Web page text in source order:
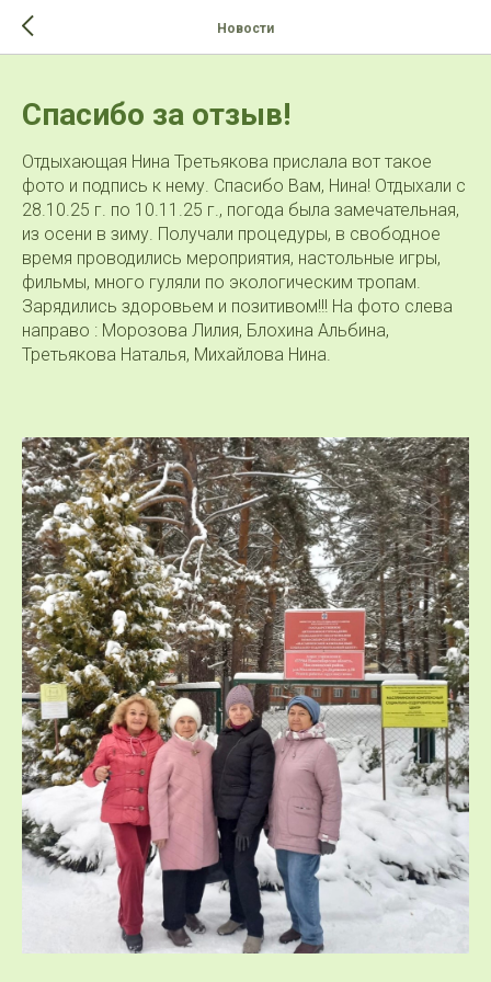
Новости
Спасибо за отзыв!
Отдыхающая Нина Третьякова прислала вот такое
фото и подпись к нему. Спасибо Вам, Нина! Отдыхали с
28.10.25 г. по 10.11.25 г., погода была замечательная,
из осени в зиму. Получали процедуры, в свободное
время проводились мероприятия, настольные игры,
фильмы, много гуляли по экологическим тропам.
Зарядились здоровьем и позитивом!!! На фото слева
направо : Морозова Лилия, Блохина Альбина,
Третьякова Наталья, Михайлова Нина.